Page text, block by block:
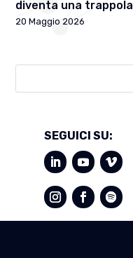
diventa una trappola
20 Maggio 2026
SEGUICI SU: